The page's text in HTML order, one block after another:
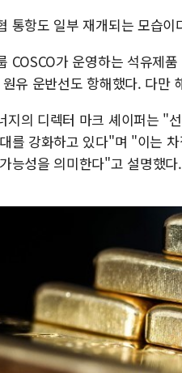
통항도 일부 재개되는 모습이
COSCO가 운영하는 석유제
유 운반선도 항해했다. 다만
지의 디렉터 마크 셰이퍼는 "
를 강화하고 있다"며 "이는
능성을 의미한다"고 설명했다.